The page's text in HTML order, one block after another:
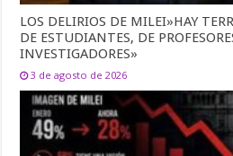
LOS DELIRIOS DE MILEI»HAY
DE ESTUDIANTES, DE
INVESTIGADORES»
3 de agosto de 2026